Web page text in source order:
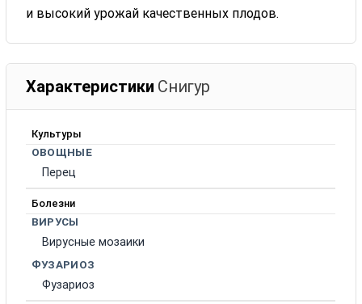
и высокий урожай качественных плодов.
Характеристики Снигур
Культуры
ОВОЩНЫЕ
Перец
Болезни
ВИРУСЫ
Вирусные мозаики
ФУЗАРИОЗ
Фузариоз